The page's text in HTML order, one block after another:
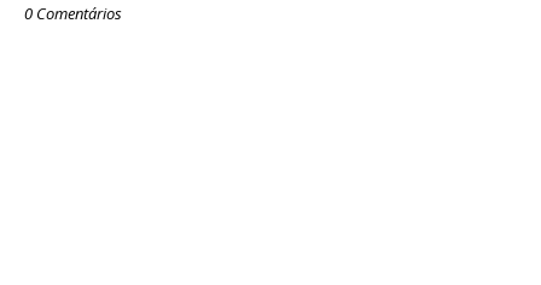
0 Comentários